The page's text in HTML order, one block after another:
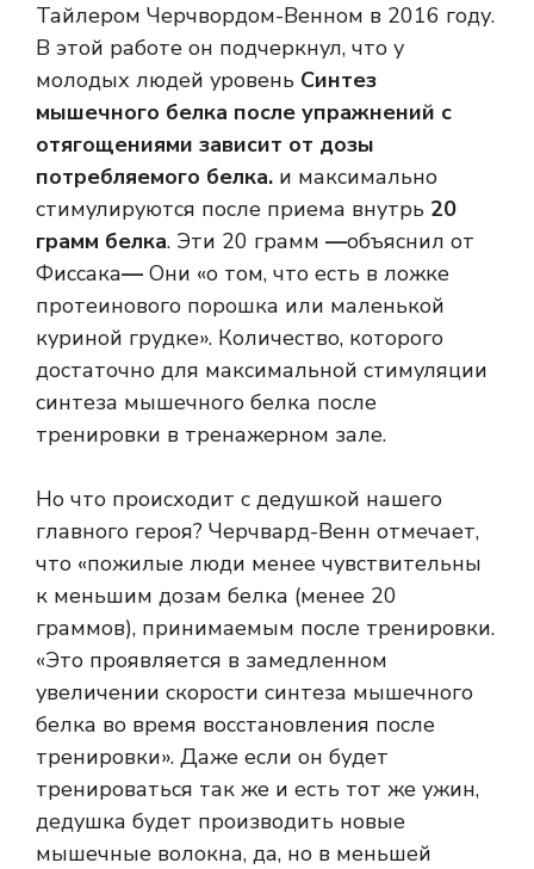
Тайлером Черчвордом-Венном в 2016 году.
В этой работе он подчеркнул, что у
молодых людей уровень Синтез
мышечного белка после упражнений с
отягощениями зависит от дозы
потребляемого белка. и максимально
стимулируются после приема внутрь 20
грамм белка. Эти 20 грамм —объяснил от
Фиссака— Они «о том, что есть в ложке
протеинового порошка или маленькой
куриной грудке». Количество, которого
достаточно для максимальной стимуляции
синтеза мышечного белка после
тренировки в тренажерном зале.
Но что происходит с дедушкой нашего
главного героя? Черчвард-Венн отмечает,
что «пожилые люди менее чувствительны
к меньшим дозам белка (менее 20
граммов), принимаемым после тренировки.
«Это проявляется в замедленном
увеличении скорости синтеза мышечного
белка во время восстановления после
тренировки». Даже если он будет
тренироваться так же и есть тот же ужин,
дедушка будет производить новые
мышечные волокна, да, но в меньшей